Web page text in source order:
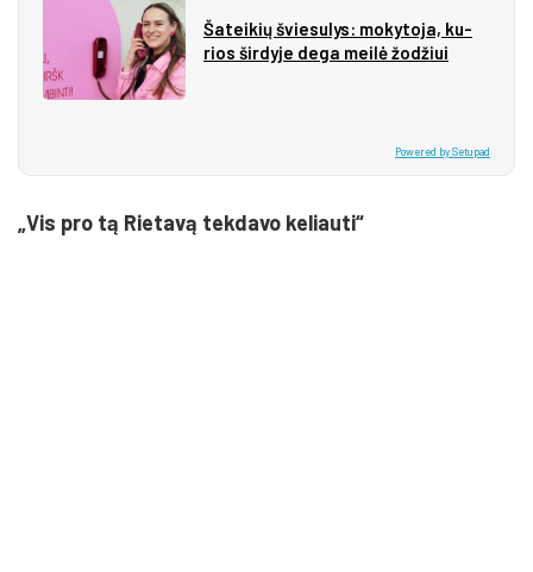
Ša­tei­kių švie­su­lys: mo­ky­to­ja, ku­
rios šir­dy­je de­ga mei­lė žo­džiui
Powered by Setupad
„Vis pro tą Rietavą tekdavo keliauti“